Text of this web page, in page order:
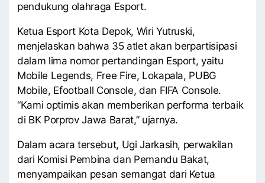
pendukung olahraga Esport.
Ketua Esport Kota Depok, Wiri Yutruski,
menjelaskan bahwa 35 atlet akan berpartisipasi
dalam lima nomor pertandingan Esport, yaitu
Mobile Legends, Free Fire, Lokapala, PUBG
Mobile, Efootball Console, dan FIFA Console.
“Kami optimis akan memberikan performa terbaik
di BK Porprov Jawa Barat,” ujarnya.
Dalam acara tersebut, Ugi Jarkasih, perwakilan
dari Komisi Pembina dan Pemandu Bakat,
menyampaikan pesan semangat dari Ketua